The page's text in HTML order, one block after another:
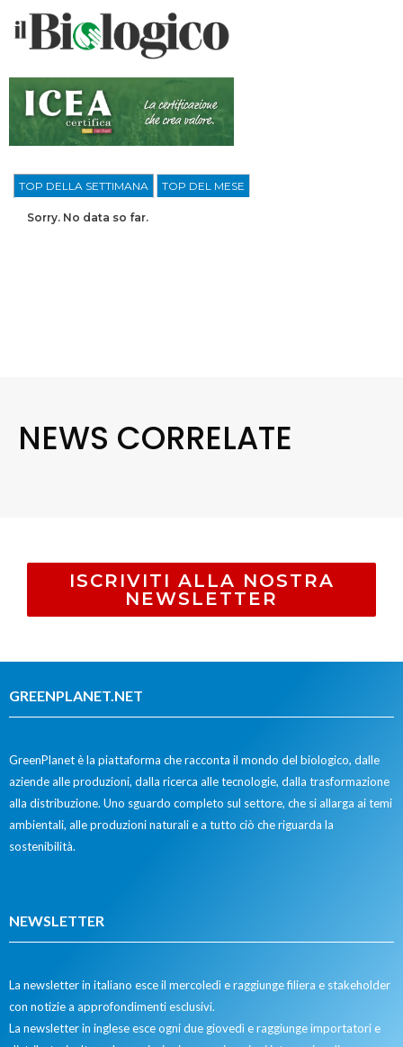
TOP DELLA SETTIMANA TOP DEL MESE
Sorry. No data so far.
NEWS CORRELATE
ISCRIVITI ALLA NOSTRA
NEWSLETTER
GREENPLANET.NET
GreenPlanet è la piattaforma che racconta il mondo del biologico, dalle
aziende alle produzioni, dalla ricerca alle tecnologie, dalla trasformazione
alla distribuzione. Uno sguardo completo sul settore, che si allarga ai temi
ambientali, alle produzioni naturali e a tutto ciò che riguarda la
sostenibilità.
NEWSLETTER
La newsletter in italiano esce il mercoledì e raggiunge filiera e stakeholder
con notizie a approfondimenti esclusivi.
La newsletter in inglese esce ogni due giovedì e raggiunge importatori e